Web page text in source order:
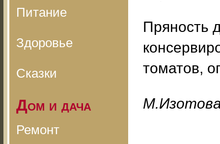
Питание
Здоровье
Сказки
Дом и дача
Ремонт
Пряность
томатов,